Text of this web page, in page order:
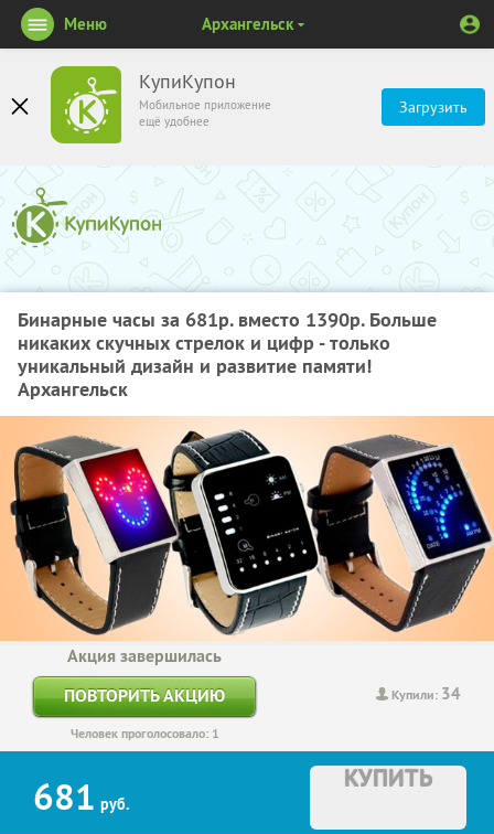
КупиКупон
Мобильное приложение
ещё удобнее
Загрузить
Меню Архангельск
Бинарные часы за 681р. вместо 1390р. Больше
никаких скучных стрелок и цифр - только
уникальный дизайн и развитие памяти!
Архангельск
Купили: 34
Акция завершилась
ПОВТОРИТЬ АКЦИЮ
Человек проголосовало: 1
681 руб.
КУПИТЬ